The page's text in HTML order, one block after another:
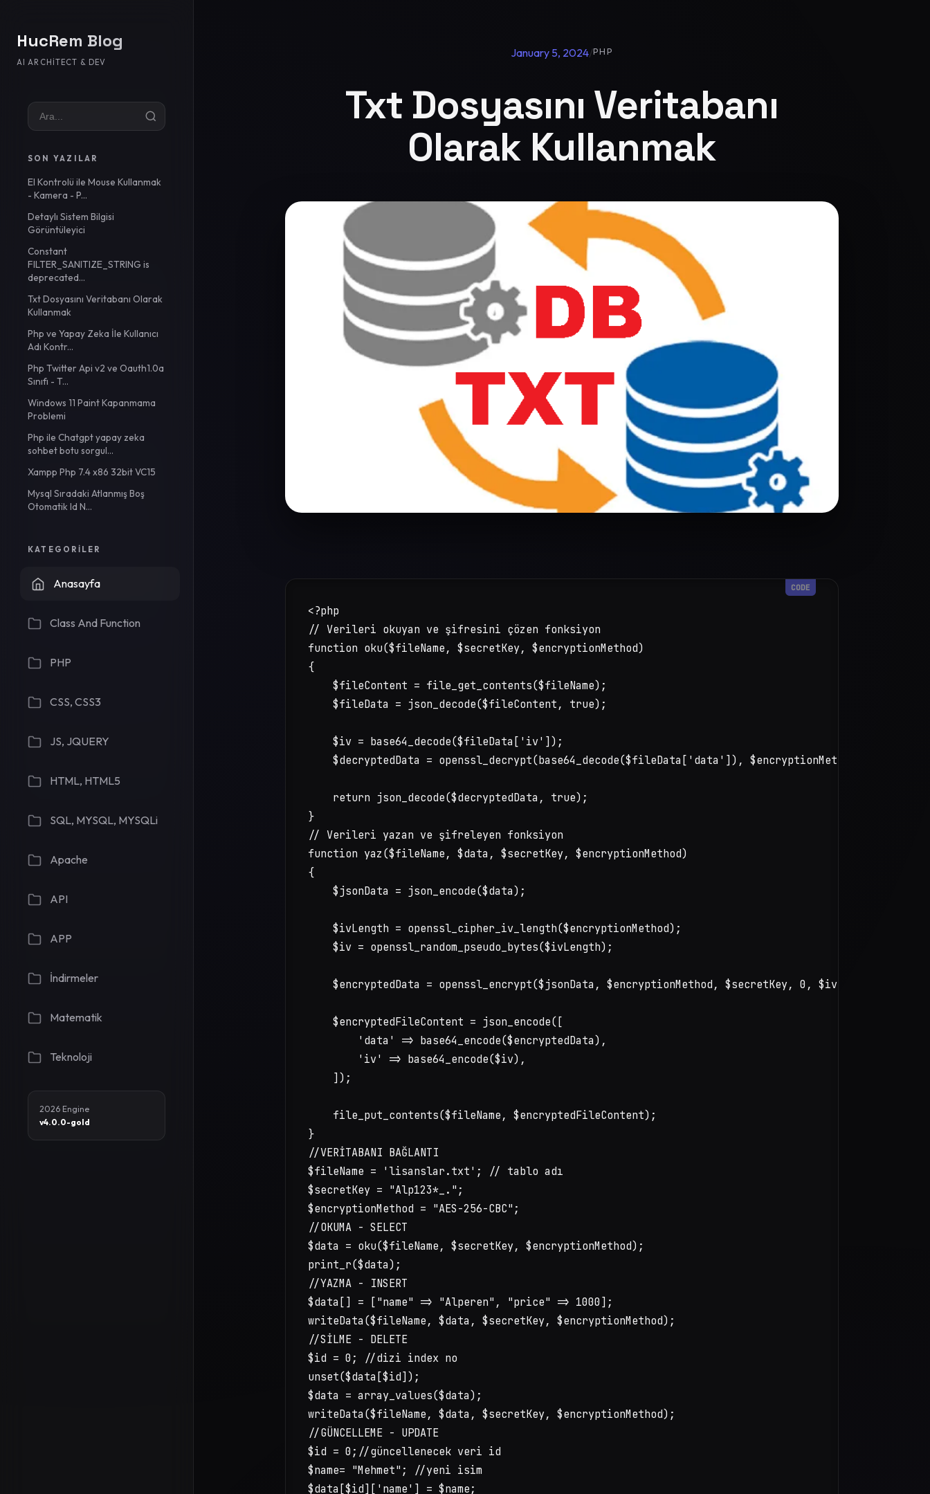
HucRem Blog
AI ARCHITECT & DEV
SON YAZILAR
El Kontrolü ile Mouse Kullanmak
- Kamera - P...
Detaylı Sistem Bilgisi
Görüntüleyici
Constant
FILTER_SANITIZE_STRING is
deprecated...
Txt Dosyasını Veritabanı Olarak
Kullanmak
Php ve Yapay Zeka İle Kullanıcı
Adı Kontr...
Php Twitter Api v2 ve Oauth1.0a
Sınıfı - T...
Windows 11 Paint Kapanmama
Problemi
Php ile Chatgpt yapay zeka
sohbet botu sorgul...
Xampp Php 7.4 x86 32bit VC15
Mysql Sıradaki Atlanmış Boş
Otomatik Id N...
KATEGORILER
Anasayfa
Class And Function
PHP
CSS, CSS3
JS, JQUERY
HTML, HTML5
SQL, MYSQL, MYSQLi
Apache
API
APP
İndirmeler
Matematik
Teknoloji
2026 Engine
v4.0.0-gold
January 5, 2024/PHP
Txt Dosyasını Veritabanı
Olarak Kullanmak
<?php
// Verileri okuyan ve şifresini çözen fonksiyon
function oku($fileName, $secretKey, $encryptionMethod)
{
    $fileContent = file_get_contents($fileName);
    $fileData = json_decode($fileContent, true);
    $iv = base64_decode($fileData['iv']);
$decryptedData = openssl_decrypt(base64_decode($fileData['data']), $encryptionMethod,
    return json_decode($decryptedData, true);
}
// Verileri yazan ve şifreleyen fonksiyon
function yaz($fileName, $data, $secretKey, $encryptionMethod)
{
    $jsonData = json_encode($data);
    $ivLength = openssl_cipher_iv_length($encryptionMethod);
    $iv = openssl_random_pseudo_bytes($ivLength);
    $encryptedData = openssl_encrypt($jsonData, $encryptionMethod, $secretKey, 0, $iv);
    $encryptedFileContent = json_encode([
        'data' => base64_encode($encryptedData),
        'iv' => base64_encode($iv),
    ]);
    file_put_contents($fileName, $encryptedFileContent);
}
//VERİTABANI BAĞLANTI
$fileName = 'lisanslar.txt'; // tablo adı
$secretKey = "Alp123*_.";
$encryptionMethod = "AES-256-CBC";
//OKUMA - SELECT
$data = oku($fileName, $secretKey, $encryptionMethod);
print_r($data);
//YAZMA - INSERT
$data[] = ["name" => "Alperen", "price" => 1000];
writeData($fileName, $data, $secretKey, $encryptionMethod);
//SİLME - DELETE
$id = 0; //dizi index no
unset($data[$id]);
$data = array_values($data);
writeData($fileName, $data, $secretKey, $encryptionMethod);
//GÜNCELLEME - UPDATE
$id = 0;//güncellenecek veri id
$name= "Mehmet"; //yeni isim
$data[$id]['name'] = $name;